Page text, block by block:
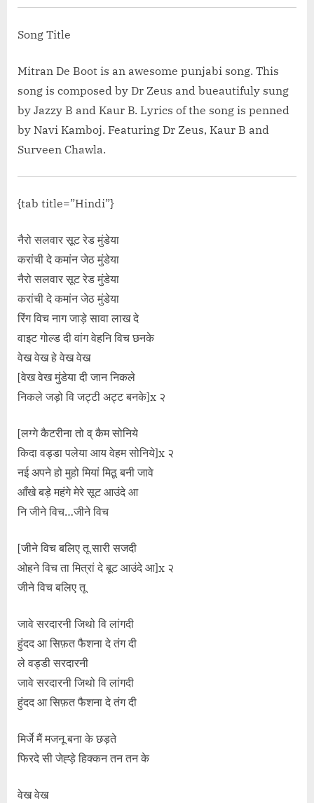
Wali Mental”</span> »</a></p>
Song Title
Mitran De Boot is an awesome punjabi song. This
song is composed by Dr Zeus and bueautifuly sung
by Jazzy B and Kaur B. Lyrics of the song is penned
by Navi Kamboj. Featuring Dr Zeus, Kaur B and
Surveen Chawla.
{tab title=”Hindi”}
नैरो सलवार सूट रेड मुंडेया
करांची दे कमांन जेठ मुंडेया
नैरो सलवार सूट रेड मुंडेया
करांची दे कमांन जेठ मुंडेया
रिंग विच नाग जाड़े सावा लाख दे
वाइट गोल्ड दी वांग वेहनि विच छनके
वेख वेख हे वेख वेख
[वेख वेख मुंडेया दी जान निकले
निकले जड़ो वि जट्टी अट्ट बनके]x २
[लग्गे कैटरीना तो व् कैम सोनिये
किदा वड्डा पलेया आय वेहम सोनिये]x २
नई अपने हो मुहो मियां मिठू बनी जावे
आँखे बड़े महंगे मेरे सूट आउंदे आ
नि जीने विच…जीने विच
[जीने विच बलिए तू सारी सजदी
ओहने विच ता मित्रां दे बूट आउंदे आ]x २
जीने विच बलिए तू
जावे सरदारनी जिथो वि लांगदी
हुंदद आ सिफ़त फैशना दे तंग दी
ले वड्डी सरदारनी
जावे सरदारनी जिथो वि लांगदी
हुंदद आ सिफ़त फैशना दे तंग दी
मिर्जे मैं मजनू बना के छड़ते
फिरदे सी जेह्ड़े हिक्कन तन तन के
वेख वेख